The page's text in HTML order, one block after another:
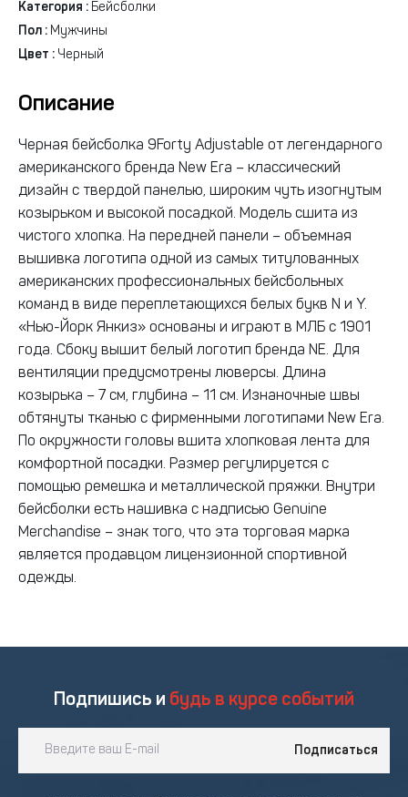
Категория : Бейсболки
Пол : Мужчины
Цвет : Черный
Описание
Черная бейсболка 9Forty Adjustable от легендарного
американского бренда New Era – классический
дизайн с твердой панелью, широким чуть изогнутым
козырьком и высокой посадкой. Модель сшита из
чистого хлопка. На передней панели – объемная
вышивка логотипа одной из самых титулованных
американских профессиональных бейсбольных
команд в виде переплетающихся белых букв N и Y.
«Нью-Йорк Янкиз» основаны и играют в МЛБ с 1901
года. Сбоку вышит белый логотип бренда NE. Для
вентиляции предусмотрены люверсы. Длина
козырька – 7 см, глубина – 11 см. Изнаночные швы
обтянуты тканью с фирменными логотипами New Era.
По окружности головы вшита хлопковая лента для
комфортной посадки. Размер регулируется с
помощью ремешка и металлической пряжки. Внутри
бейсболки есть нашивка с надписью Genuine
Merchandise – знак того, что эта торговая марка
является продавцом лицензионной спортивной
одежды.
Подпишись и будь в курсе событий
Подписаться